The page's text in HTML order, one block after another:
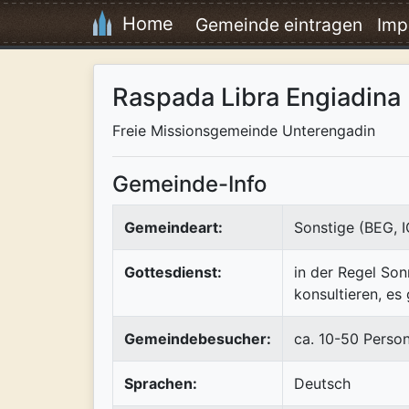
Home Gemeinde eintragen
Raspada Libra
Freie Missionsgemeinde Unterengadin
Gemeinde-Info
Gemeindeart: Sonstige (BEG,
Gottesdienst:
in der Regel
konsultieren, es
Gemeindebesucher: ca. 10-50
Sprachen: Deutsch